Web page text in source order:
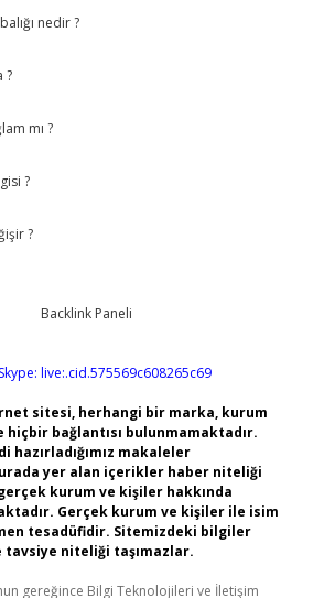
nedir ?
?
mı ?
?
?
Skype: live:.cid.575569c608265c69
sitesi, herhangi bir marka, kurum
hiçbir bağlantısı bulunmamaktadır.
hazırladığımız makaleler
yer alan içerikler haber niteliği
kurum ve kişiler hakkında
Gerçek kurum ve kişiler ile isim
tesadüfidir. Sitemizdeki bilgiler
niteliği taşımazlar.
gereğince Bilgi Teknolojileri ve İletişim